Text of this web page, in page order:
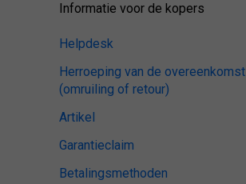
Informatie voor de kopers
Helpdesk
Herroeping van de overeenkomst
(omruiling of retour)
Artikel
Garantieclaim
Betalingsmethoden